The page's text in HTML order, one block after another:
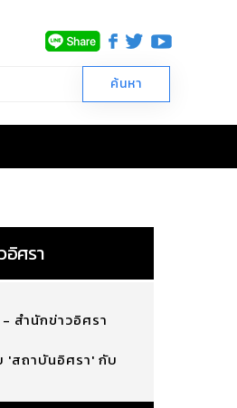
อิศรา
- สำนักข่าวอิศรา
'สถาบันอิศรา' กับ